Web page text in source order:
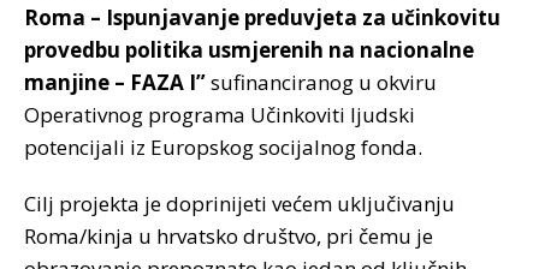
Roma – Ispunjavanje preduvjeta za učinkovitu
provedbu politika usmjerenih na nacionalne
manjine – FAZA I”sufinanciranog u okviru
Operativnog programa Učinkoviti ljudski
potencijali iz Europskog socijalnog fonda.
Cilj projekta je doprinijeti većem uključivanju
Roma/kinja u hrvatsko društvo, pri čemu je